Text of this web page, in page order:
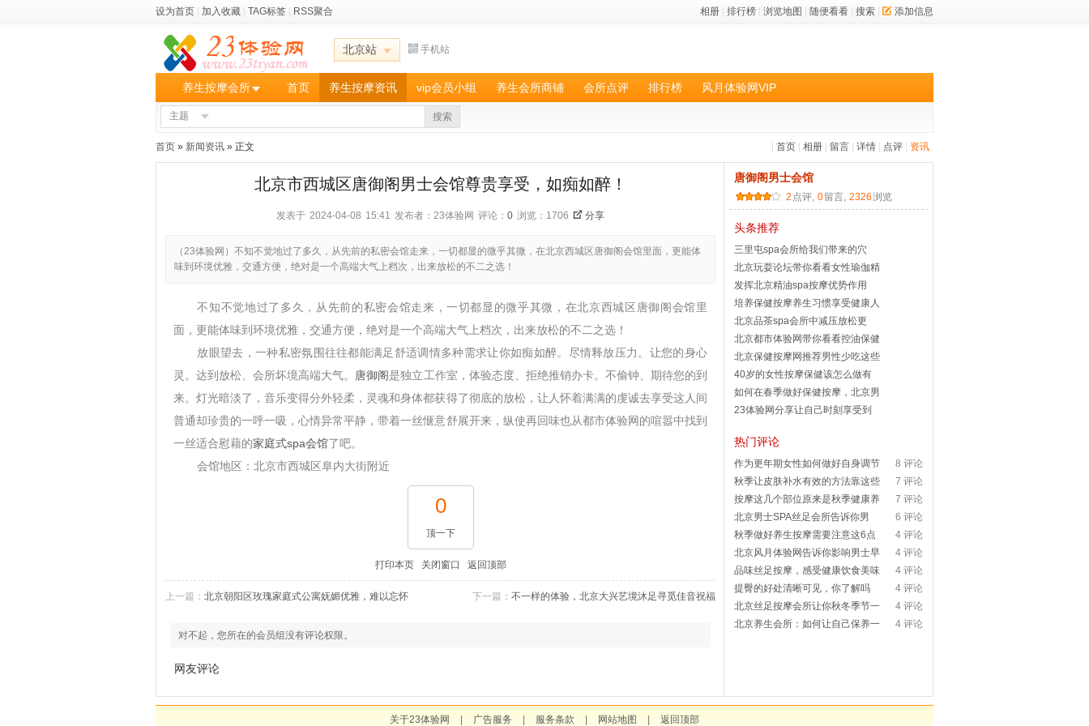
设为首页 加入收藏 TAG标签 RSS聚合 相册 排行榜 浏览地图 随便看看 搜索 添加信息
北京站 手机站
养生按摩会所 首页 养生按摩资讯 vip会员小组 养生会所商铺 会所点评 排行榜 风月体验网VIP
主题 搜索
首页 相册 留言 详情 点评 资讯
首页 » 新闻资讯 » 正文
北京市西城区唐御阁男士会馆尊贵享受，如痴如醉！
发表于 2024-04-08 15:41 发布者：23体验网 评论： 0 浏览：1706 分享
（23体验网）不知不觉地过了多久，从先前的私密会馆走来，一切都显的微乎其微，在北京西城区唐御阁会馆里面，更能体
味到环境优雅，交通方便，绝对是一个高端大气上档次，出来放松的不二之选！
不知不觉地过了多久，从先前的私密会馆走来，一切都显的微乎其微，在北京西城区唐御阁会馆里
面，更能体味到环境优雅，交通方便，绝对是一个高端大气上档次，出来放松的不二之选！
放眼望去，一种私密氛围往往都能满足舒适调情多种需求让你如痴如醉。尽情释放压力。让您的身心
灵。达到放松、会所坏境高端大气。
唐御阁是独立工作室，体验态度、拒绝推销办卡。不偷钟、期待您的到
来。灯光暗淡了，音乐变得分外轻柔，灵魂和身体都获得了彻底的放松，让人怀着满满的虔诚去享受这人间
普通却珍贵的一呼一吸，心情异常平静，带着一丝惬意舒展开来，纵使再回味也从都市体验网的喧嚣中找到
一丝适合慰藉的家庭式spa会馆了吧。
会馆地区：北京市西城区阜内大街附近
0
顶一下
打印本页 关闭窗口 返回顶部
上一篇： 北京朝阳区玫瑰家庭式公寓妩媚优雅，难以忘怀 下一篇： 不一样的体验，北京大兴艺境沐足寻觅佳音祝福
对不起，您所在的会员组没有评论权限。
网友评论
唐御阁男士会馆
2 点评, 0留言, 2326浏览
头条推荐
三里屯spa会所给我们带来的穴
北京玩耍论坛带你看看女性瑜伽精
发挥北京精油spa按摩优势作用
培养保健按摩养生习惯享受健康人
北京品茶spa会所中减压放松更
北京都市体验网带你看看控油保健
北京保健按摩网推荐男性少吃这些
40岁的女性按摩保健该怎么做有
如何在春季做好保健按摩，北京男
23体验网分享让自己时刻享受到
热门评论
8 评论
作为更年期女性如何做好自身调节
7 评论
秋季让皮肤补水有效的方法靠这些
7 评论
按摩这几个部位原来是秋季健康养
6 评论
北京男士SPA丝足会所告诉你男
4 评论
秋季做好养生按摩需要注意这6点
4 评论
北京风月体验网告诉你影响男士早
4 评论
品味丝足按摩，感受健康饮食美味
4 评论
提臀的好处清晰可见，你了解吗
4 评论
北京丝足按摩会所让你秋冬季节一
4 评论
北京养生会所：如何让自己保养一
关于23体验网 广告服务 服务条款 网站地图 返回顶部